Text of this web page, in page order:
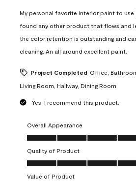
My personal favorite interior paint to use
found any other product that flows and
the color retention is outstanding and
cleaning. An all around excellent paint.
Project Completed Office,
Living Room, Hallway, Dining Room
Yes, I recommend this product.
Overall Appearance
Overall Appearance, 5.0 out of 5
Quality of Product
Quality of Product, 5.0 out of 5
Value of Product